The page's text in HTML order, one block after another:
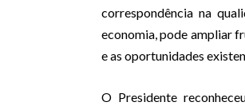
correspondência na
economia, pode ampliar
e as oportunidades
O Presidente